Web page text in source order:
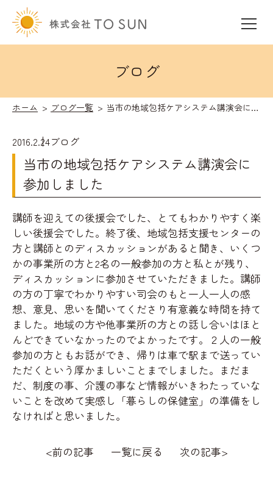
ブログ
ホーム ブログ一覧 当市の地域包括ケアシステム講演会に参加しました
2016.2.24ブログ
当市の地域包括ケアシステム講演会に
参加しました
講師を迎えての後援会でした、とてもわかりやすく楽
しい後援会でした。終了後、地域包括支援センターの
方と講師とのディスカッションがあると聞き、いくつ
かの事業所の方と2名の一般参加の方と私とが残り、
ディスカッションに参加させていただきました。講師
の方の丁寧でわかりやすい司会のもと一人一人の感
想、意見、思いを聞いてくださり有意義な時間を持て
ました。地域の方や他事業所の方との話し合いはほと
んどできていなかったのでよかったです。２人の一般
参加の方ともお話ができ、帰りは車で駅まで送ってい
ただくという厚かましいことまでしました。まだま
だ、制度の事、介護の事など情報がいきわたっていな
いことを改めて実感し「暮らしの保健室」の準備をし
なければと思いました。
<前の記事 一覧に戻る 次の記事>